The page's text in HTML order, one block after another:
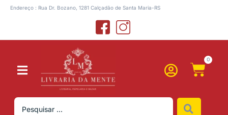
Endereço : Rua Dr. Bozano, 1281 Calçadão de Santa Maria-RS
0